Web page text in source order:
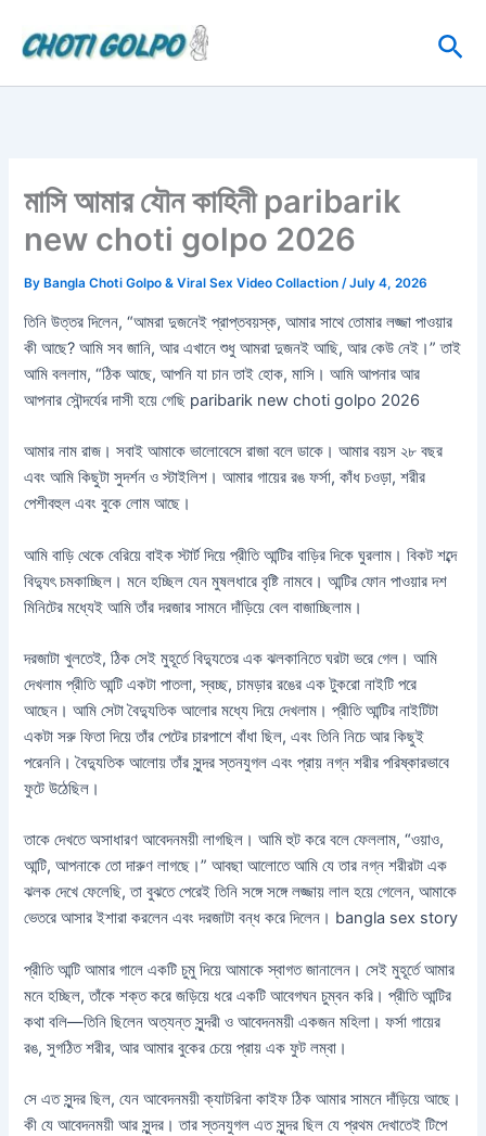
content
মাসি আমার যৌন কাহিনী paribarik
new choti golpo 2026
By Bangla Choti Golpo & Viral Sex Video Collaction/July 4, 2026
তিনি উত্তর দিলেন, “আমরা দুজনেই প্রাপ্তবয়স্ক, আমার সাথে তোমার লজ্জা পাওয়ার
কী আছে? আমি সব জানি, আর এখানে শুধু আমরা দুজনই আছি, আর কেউ নেই।” তাই
আমি বললাম, “ঠিক আছে, আপনি যা চান তাই হোক, মাসি। আমি আপনার আর
আপনার সৌন্দর্যের দাসী হয়ে গেছি paribarik new choti golpo 2026
আমার নাম রাজ। সবাই আমাকে ভালোবেসে রাজা বলে ডাকে। আমার বয়স ২৮ বছর
এবং আমি কিছুটা সুদর্শন ও স্টাইলিশ। আমার গায়ের রঙ ফর্সা, কাঁধ চওড়া, শরীর
পেশীবহুল এবং বুকে লোম আছে।
আমি বাড়ি থেকে বেরিয়ে বাইক স্টার্ট দিয়ে প্রীতি আন্টির বাড়ির দিকে ঘুরলাম। বিকট শব্দে
বিদ্যুৎ চমকাচ্ছিল। মনে হচ্ছিল যেন মুষলধারে বৃষ্টি নামবে। আন্টির ফোন পাওয়ার দশ
মিনিটের মধ্যেই আমি তাঁর দরজার সামনে দাঁড়িয়ে বেল বাজাচ্ছিলাম।
দরজাটা খুলতেই, ঠিক সেই মুহূর্তে বিদ্যুতের এক ঝলকানিতে ঘরটা ভরে গেল। আমি
দেখলাম প্রীতি আন্টি একটা পাতলা, স্বচ্ছ, চামড়ার রঙের এক টুকরো নাইটি পরে
আছেন। আমি সেটা বৈদ্যুতিক আলোর মধ্যে দিয়ে দেখলাম। প্রীতি আন্টির নাইটিটা
একটা সরু ফিতা দিয়ে তাঁর পেটের চারপাশে বাঁধা ছিল, এবং তিনি নিচে আর কিছুই
পরেননি। বৈদ্যুতিক আলোয় তাঁর সুন্দর স্তনযুগল এবং প্রায় নগ্ন শরীর পরিষ্কারভাবে
ফুটে উঠেছিল।
তাকে দেখতে অসাধারণ আবেদনময়ী লাগছিল। আমি হুট করে বলে ফেললাম, “ওয়াও,
আন্টি, আপনাকে তো দারুণ লাগছে।” আবছা আলোতে আমি যে তার নগ্ন শরীরটা এক
ঝলক দেখে ফেলেছি, তা বুঝতে পেরেই তিনি সঙ্গে সঙ্গে লজ্জায় লাল হয়ে গেলেন, আমাকে
ভেতরে আসার ইশারা করলেন এবং দরজাটা বন্ধ করে দিলেন। bangla sex story
প্রীতি আন্টি আমার গালে একটি চুমু দিয়ে আমাকে স্বাগত জানালেন। সেই মুহূর্তে আমার
মনে হচ্ছিল, তাঁকে শক্ত করে জড়িয়ে ধরে একটি আবেগঘন চুম্বন করি। প্রীতি আন্টির
কথা বলি—তিনি ছিলেন অত্যন্ত সুন্দরী ও আবেদনময়ী একজন মহিলা। ফর্সা গায়ের
রঙ, সুগঠিত শরীর, আর আমার বুকের চেয়ে প্রায় এক ফুট লম্বা।
সে এত সুন্দর ছিল, যেন আবেদনময়ী ক্যাটরিনা কাইফ ঠিক আমার সামনে দাঁড়িয়ে আছে।
কী যে আবেদনময়ী আর সুন্দর। তার স্তনযুগল এত সুন্দর ছিল যে প্রথম দেখাতেই টিপে